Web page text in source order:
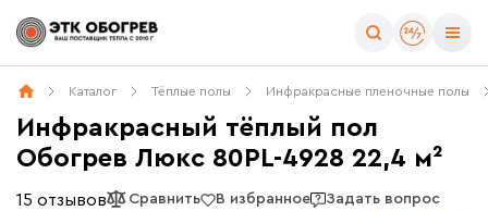
Каталог Тёплые полы Инфракрасные пленочные полы
Инфракрасный тёплый пол
Обогрев Люкс 80PL-4928 22,4 м²
15 отзывов Сравнить В избранное
Задать вопрос